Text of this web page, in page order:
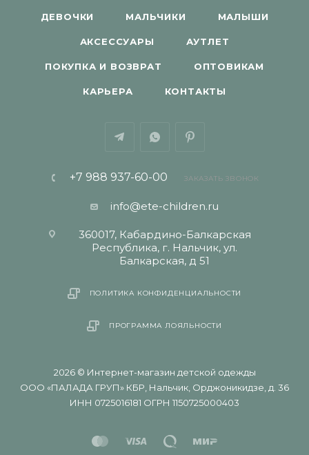
ДЕВОЧКИ МАЛЬЧИКИ МАЛЫШИ
АКСЕССУАРЫ АУТЛЕТ
ПОКУПКА И ВОЗВРАТ ОПТОВИКАМ
КАРЬЕРА КОНТАКТЫ
+7 988 937-60-00 ЗАКАЗАТЬ ЗВОНОК
info@ete-children.ru
360017, Кабардино-Балкарская
Республика, г. Нальчик, ул.
Балкарская, д 51
ПОЛИТИКА КОНФИДЕНЦИАЛЬНОСТИ
ПРОГРАММА ЛОЯЛЬНОСТИ
2026 © Интернет-магазин детской одежды
ООО «ПАЛАДА ГРУП» КБР, Нальчик, Орджоникидзе, д. 36
ИНН 0725016181 ОГРН 1150725000403